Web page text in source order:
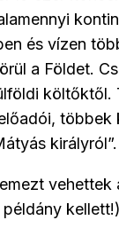
és vízen
a Földet.
költőktől.
többek
királyról”.
vehettek